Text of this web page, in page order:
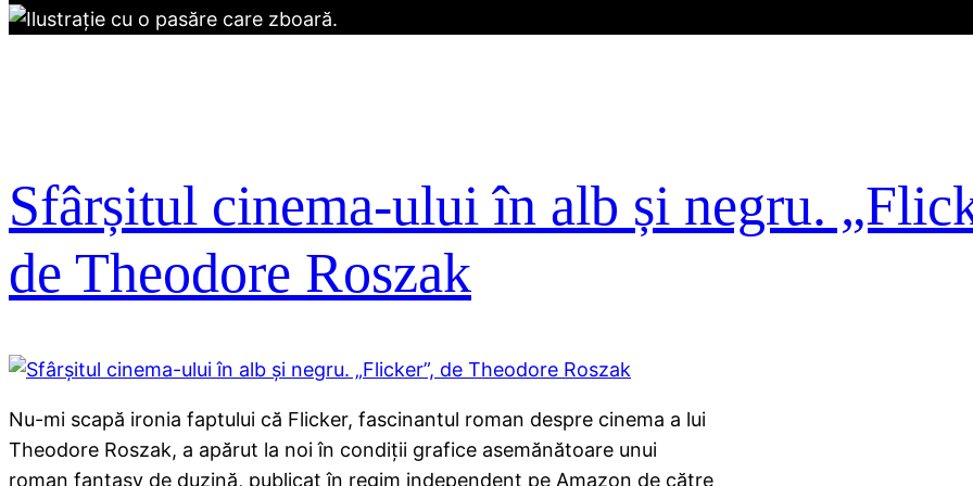
Sfârșitul cinema-ului în alb și negru.
de Theodore Roszak
Nu-mi scapă ironia faptului că Flicker, fascinantul roman despre cinema a lui
Theodore Roszak, a apărut la noi în condiții grafice asemănătoare unui
roman fantasy de duzină, publicat în regim independent pe Amazon de către